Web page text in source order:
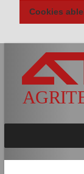
Cookies
AGRITEC
GmbH
Mulcher,
Fräsen
Kunstrasenpflege